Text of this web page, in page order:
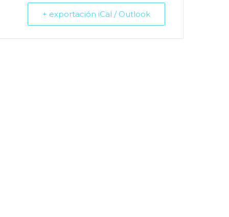
+ exportación iCal / Outlook